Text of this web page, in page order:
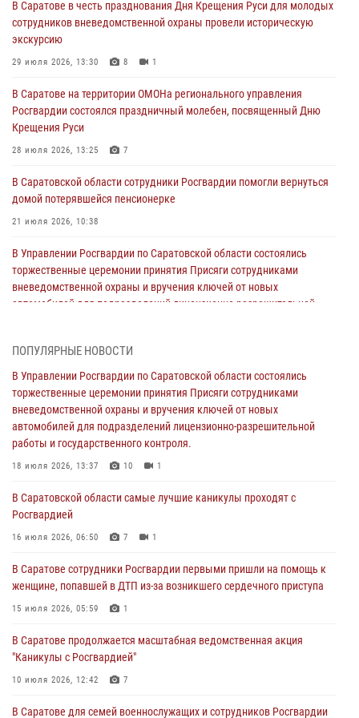
В Саратове в честь празднования Дня Крещения Руси для молодых
сотрудников вневедомственной охраны провели историческую
экскурсию
29 июля 2026, 13:30 8 1
В Саратове на территории ОМОНа регионального управления
Росгвардии состоялся праздничный молебен, посвященный Дню
Крещения Руси
28 июля 2026, 13:25 7
В Саратовской области сотрудники Росгвардии помогли вернуться
домой потерявшейся пенсионерке
21 июля 2026, 10:38
В Управлении Росгвардии по Саратовской области состоялись
торжественные церемонии принятия Присяги сотрудниками
вневедомственной охраны и вручения ключей от новых
автомобилей для подразделений лицензионно-разрешительной
В Саратовской области самые лучшие каникулы проходят с
Росгвардией
16 июля 2026, 06:50 7 1
В Саратове сотрудники Росгвардии первыми пришли на помощь к
женщине, попавшей в ДТП из-за возникшего сердечного приступа
В Саратове продолжается масштабная ведомственная акция
"Каникулы с Росгвардией"
В Саратовской области при содействии спецназа Росгвардии
задержан подозреваемый в незаконном обороте наркотиков
В Саратове для семей военнослужащих и сотрудников Росгвардии
состоялся большой семейный праздник
ПОПУЛЯРНЫЕ НОВОСТИ
В Управлении Росгвардии по Саратовской области состоялись
торжественные церемонии принятия Присяги сотрудниками
вневедомственной охраны и вручения ключей от новых
автомобилей для подразделений лицензионно-разрешительной
работы и государственного контроля.
18 июля 2026, 13:37 10 1
В Саратовской области самые лучшие каникулы проходят с
Росгвардией
16 июля 2026, 06:50 7 1
В Саратове сотрудники Росгвардии первыми пришли на помощь к
женщине, попавшей в ДТП из-за возникшего сердечного приступа
15 июля 2026, 05:59 1
В Саратове продолжается масштабная ведомственная акция
"Каникулы с Росгвардией"
10 июля 2026, 12:42 7
В Саратове для семей военнослужащих и сотрудников Росгвардии